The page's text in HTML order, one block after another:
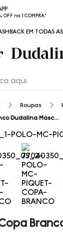
OFF na 1 COMPRA*
EM TODAS
Roupas
Polo Piquet Copa Branco Dudalina Masculina